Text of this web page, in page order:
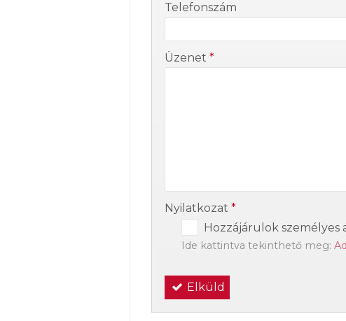
-
Telefonszám
Üzenet *
Nyilatkozat *
Hozzájárulok személyes
Ide kattintva tekinthető meg:
Elküld